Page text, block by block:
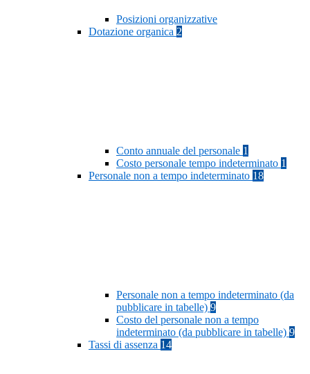
Posizioni organizzative
Dotazione organica 2
Conto annuale del personale 1
Costo personale tempo indeterminato 1
Personale non a tempo indeterminato 18
Personale non a tempo indeterminato (da
pubblicare in tabelle) 9
Costo del personale non a tempo
indeterminato (da pubblicare in tabelle) 9
Tassi di assenza 14